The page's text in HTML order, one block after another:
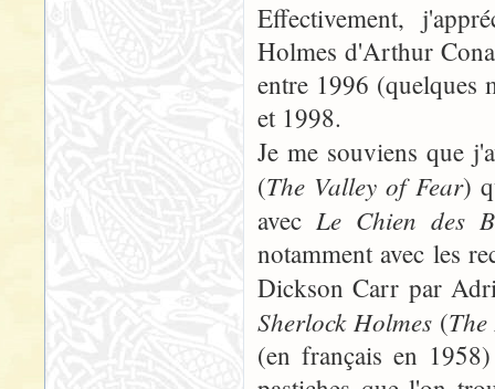
Effectivement,
Holmes d'Arthur
entre 1996 (quelques
et 1998.
Je me souviens que
(The Valley of Fear)
avec Le Chien des
notamment avec les
Dickson Carr par
Sherlock Holmes(
(en français en